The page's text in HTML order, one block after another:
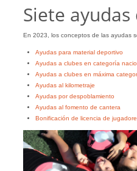
Siete
En 2023, los conceptos de las ayudas
Ayudas para material deportivo
Ayudas a clubes en categoría
Ayudas a clubes en máxima
Ayudas al kilometraje
Ayudas por despoblamiento
Ayudas al fomento de cantera
Bonificación de licencia de